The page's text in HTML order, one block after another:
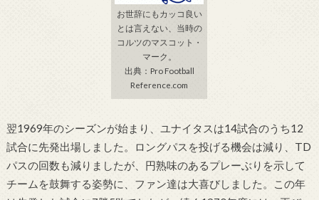
お世辞にもカッコ良い
とは言えない、当時の
コルツのマスコット・
マーク。
出典：Pro Football
Reference.com
翌1969年のシーズンが始まり、ユナイタスは14試合のうち12
試合に先発出場しました。ロングパスを投げる機会は減り、TD
パスの回数も減りましたが、円熟味のあるプレーぶりを示して
チームを鼓舞する姿勢に、ファン達は大喜びしました。この年